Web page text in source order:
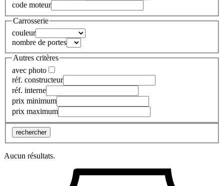
code moteur
Carrosserie
couleur
nombre de portes
Autres critères
avec photo
réf. constructeur
réf. interne
prix minimum
prix maximum
rechercher
Aucun résultats.